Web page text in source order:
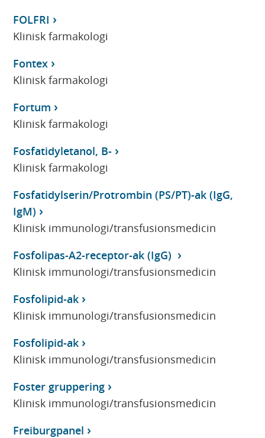
FOLFRI
Klinisk farmakologi
Fontex
Klinisk farmakologi
Fortum
Klinisk farmakologi
Fosfatidyletanol, B-
Klinisk farmakologi
Fosfatidylserin/Protrombin (PS/PT)-ak (IgG,
IgM)
Klinisk immunologi/transfusionsmedicin
Fosfolipas-A2-receptor-ak (IgG)
Klinisk immunologi/transfusionsmedicin
Fosfolipid-ak
Klinisk immunologi/transfusionsmedicin
Fosfolipid-ak
Klinisk immunologi/transfusionsmedicin
Foster gruppering
Klinisk immunologi/transfusionsmedicin
Freiburgpanel